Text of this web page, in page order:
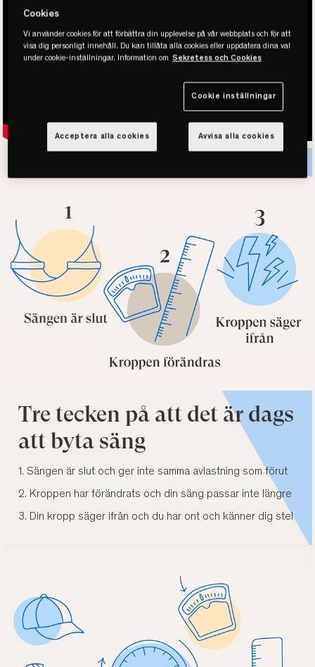
Tre tecken på att det är dags
att byta säng
1. Sängen är slut och ger inte samma avlastning som förut
2. Kroppen har förändrats och din säng passar inte längre
3. Din kropp säger ifrån och du har ont och känner dig stel
Cookies
Vi använder cookies för att förbättra din upplevelse på vår webbplats och för att
visa dig personligt innehåll. Du kan tillåta alla cookies eller uppdatera dina val
under cookie-inställningar. Information om Sekretess och Cookies
Cookie inställningar
Avvisa alla cookies
Acceptera alla cookies